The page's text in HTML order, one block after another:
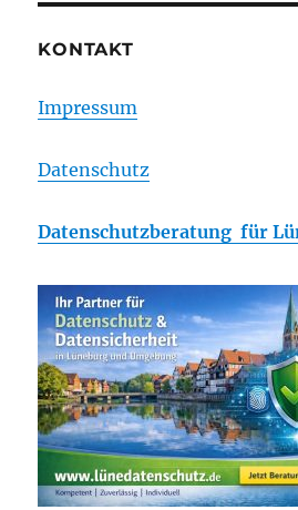
KONTAKT
Impressum
Datenschutz
Datenschutzberatung für